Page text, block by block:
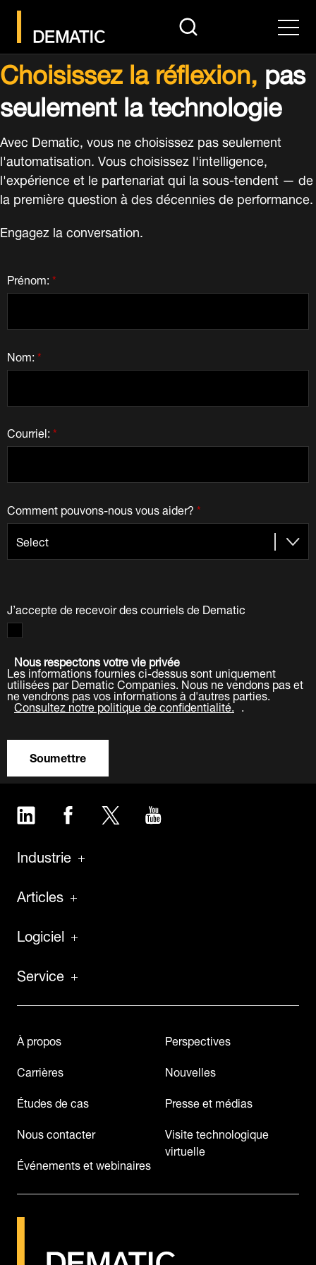
search Menu
Choisissez la réflexion,pas
seulement la technologie
Avec Dematic, vous ne choisissez pas seulement
l'automatisation. Vous choisissez l'intelligence,
l'expérience et le partenariat qui la sous-tendent — de
la première question à des décennies de performance.
Engagez la conversation.
*
Prénom:
*
Nom:
*
Courriel:
*
Comment pouvons-nous vous aider?
J’accepte de recevoir des courriels de Dematic
Nous respectons votre vie privée
Les informations fournies ci-dessus sont uniquement
utilisées par Dematic Companies. Nous ne vendons pas et
ne vendrons pas vos informations à d'autres parties.
Consultez notre politique de confidentialité. .
Soumettre
LinkedIn Facebook Twitter
Industrie
Articles
Logiciel
Service
À propos
Carrières
Études de cas
Nous contacter
Événements et webinaires
Perspectives
Nouvelles
Presse et médias
Visite technologique
virtuelle